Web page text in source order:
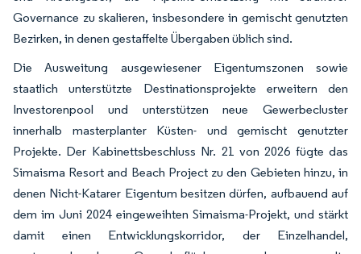
Governance zu skalieren, insbesondere in gemischt genutzten
Bezirken, in denen gestaffelte Übergaben üblich sind.
Die Ausweitung ausgewiesener Eigentumszonen sowie
staatlich unterstützte Destinationsprojekte erweitern den
Investorenpool und unterstützen neue Gewerbecluster
innerhalb masterplanter Küsten- und gemischt genutzter
Projekte. Der Kabinettsbeschluss Nr. 21 von 2026 fügte das
Simaisma Resort and Beach Project zu den Gebieten hinzu, in
denen Nicht-Katarer Eigentum besitzen dürfen, aufbauend auf
dem im Juni 2024 eingeweihten Simaisma-Projekt, und stärkt
damit einen Entwicklungskorridor, der Einzelhandel,